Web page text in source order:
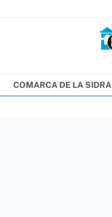
COMARCA DE LA SIDRA